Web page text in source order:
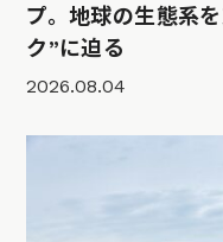
プ。地球の生態系
ク”に迫る
2026.08.04